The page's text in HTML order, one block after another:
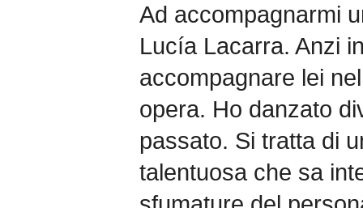
Ad accompagnarmi
Lucía Lacarra. Anzi
accompagnare lei
opera. Ho danzato
passato. Si tratta di
talentuosa che sa